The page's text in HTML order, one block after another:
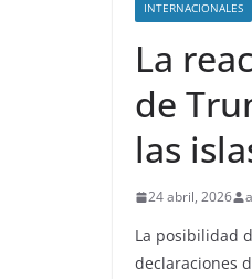
INTERNACIONALES
La
de
las
24 abril, 2026
La posibilidad
declaraciones